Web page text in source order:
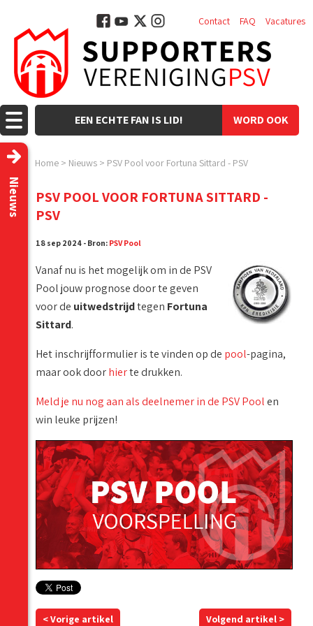
WORD OOK
EEN ECHTE FAN IS LID!
Contact FAQ Vacatures
Home > Nieuws > PSV Pool voor Fortuna Sittard - PSV
Nieuws
PSV POOL VOOR FORTUNA SITTARD -
PSV
18 sep 2024 - Bron: PSV Pool
Vanaf nu is het mogelijk om in de PSV
Pool jouw prognose door te geven
voor de uitwedstrijdtegen Fortuna
Sittard.
Het inschrijfformulier is te vinden op de pool-pagina,
maar ook doorhierte drukken.
Meld je nu nog aan als deelnemer in de PSV Poolen
win leuke prijzen!
< Vorige artikel Volgend artikel >